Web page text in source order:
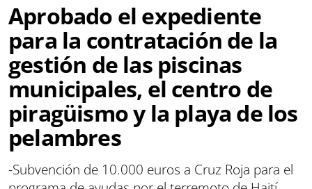
Aprobado el expediente
para la contratación de la
gestión de las piscinas
municipales, el centro de
piragüismo y la playa de los
pelambres
-Subvención de 10.000 euros a Cruz Roja para el